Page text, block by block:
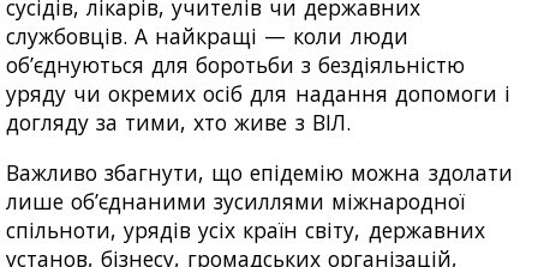
сусідів, лікарів, учителів чи державних
службовців. А найкращі — коли люди
об’єднуються для боротьби з бездіяльністю
уряду чи окремих осіб для надання допомоги і
догляду за тими, хто живе з ВІЛ.
Важливо збагнути, що епідемію можна здолати
лише об’єднаними зусиллями міжнародної
спільноти, урядів усіх країн світу, державних
установ, бізнесу, громадських організацій,